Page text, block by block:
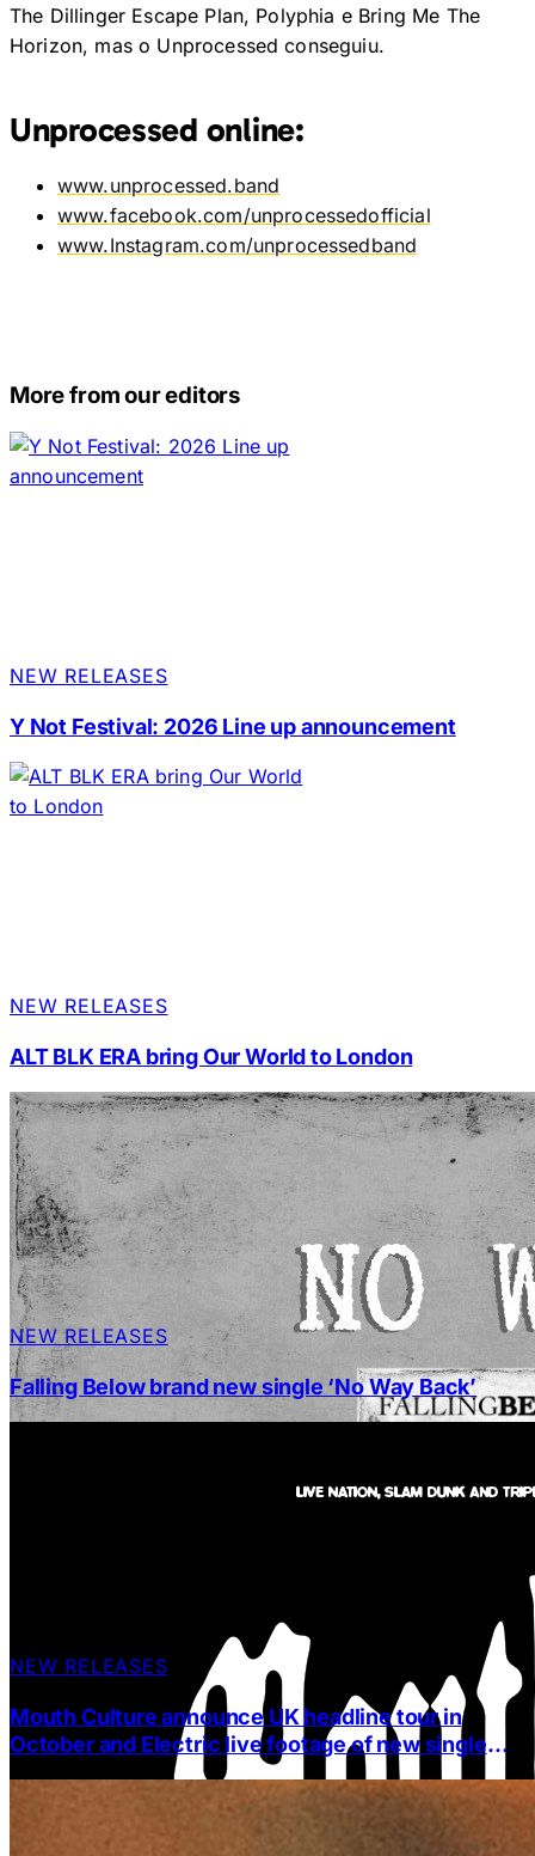
The Dillinger Escape Plan, Polyphia e Bring Me The
Horizon, mas o Unprocessed conseguiu.
Unprocessed online:
www.unprocessed.band
www.facebook.com/unprocessedofficial
www.Instagram.com/unprocessedband
More from our editors
NEW RELEASES
Y Not Festival: 2026 Line up announcement
NEW RELEASES
ALT BLK ERA bring Our World to London
NEW RELEASES
Falling Below brand new single ‘No Way Back’
NEW RELEASES
Mouth Culture announce UK headline tour in
October and Electric live footage of new single
‘Ratbag’ live at the o2 Brixton Academy